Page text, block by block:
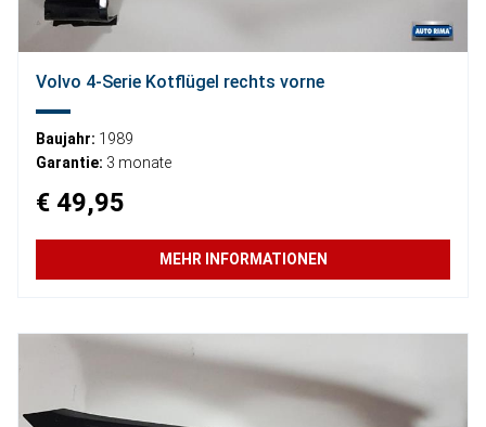
Volvo 4-Serie Kotflügel rechts vorne
Baujahr: 1989
Garantie: 3 monate
€ 49,95
MEHR INFORMATIONEN